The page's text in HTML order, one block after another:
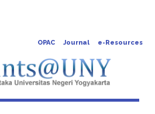
OPAC Journal e-Resources